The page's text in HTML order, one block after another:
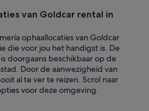
van Goldcar rental in
ophaallocaties van Goldcar
die voor jou het handigst is. De
doorgaans beschikbaar op de
Door de aanwezigheid van
al te ver te reizen. Scrol naar
voor deze omgeving.